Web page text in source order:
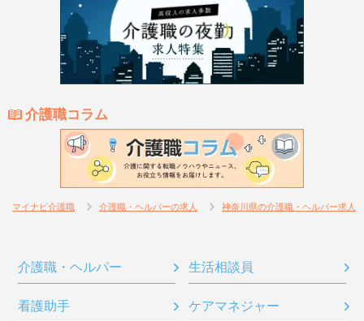
介護職コラム
マイナビ介護職 介護職・ヘルパーの求人 神奈川県の介護職・ヘルパー求人
介護職・ヘルパー 生活相談員
看護助手 ケアマネジャー